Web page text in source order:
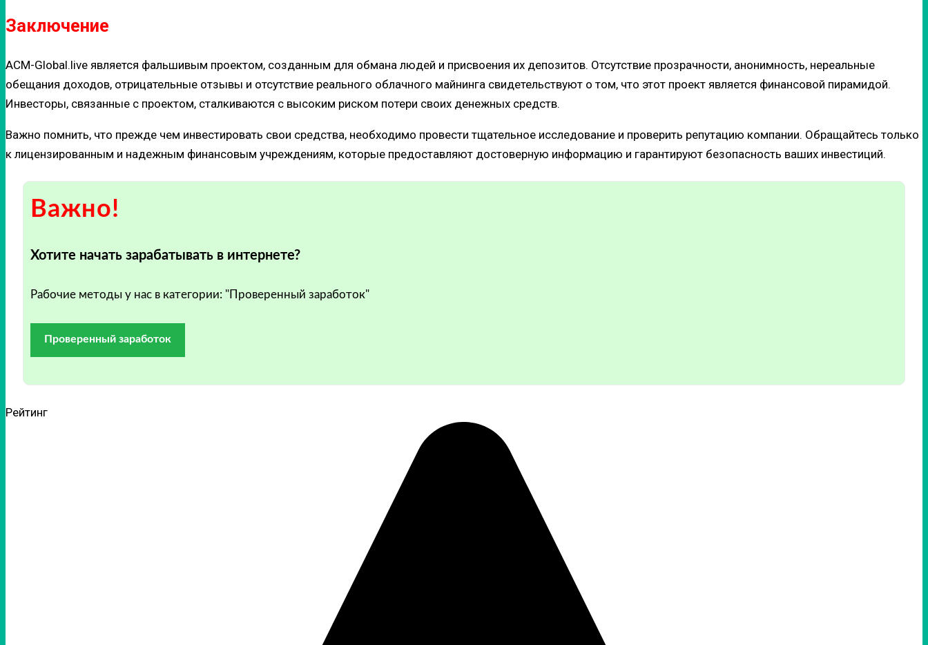
Заключение
ACM-Global.live является фальшивым проектом, созданным для обмана людей и присвоения их депозитов. Отсутствие прозрачности, анонимность, нереальные
обещания доходов, отрицательные отзывы и отсутствие реального облачного майнинга свидетельствуют о том, что этот проект является финансовой пирамидой.
Инвесторы, связанные с проектом, сталкиваются с высоким риском потери своих денежных средств.
Важно помнить, что прежде чем инвестировать свои средства, необходимо провести тщательное исследование и проверить репутацию компании. Обращайтесь только
к лицензированным и надежным финансовым учреждениям, которые предоставляют достоверную информацию и гарантируют безопасность ваших инвестиций.
Важно!
Хотите начать зарабатывать в интернете?
Рабочие методы у нас в категории: "Проверенный заработок"
Проверенный заработок
Рейтинг